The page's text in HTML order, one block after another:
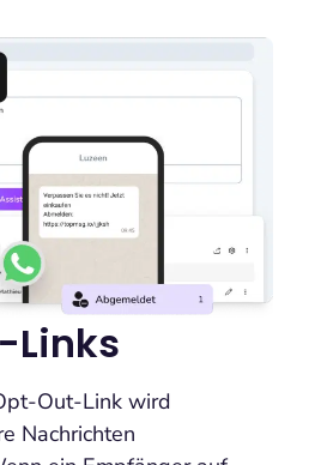
Out-Link wird
Nachrichten